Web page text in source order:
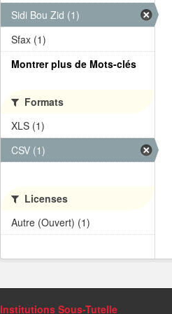
Sidi Bou Zid (1)
Sfax (1)
Montrer plus de Mots-clés
Formats
XLS (1)
CSV (1)
Licenses
Autre (Ouvert) (1)
Institutions Sous-Tutelle